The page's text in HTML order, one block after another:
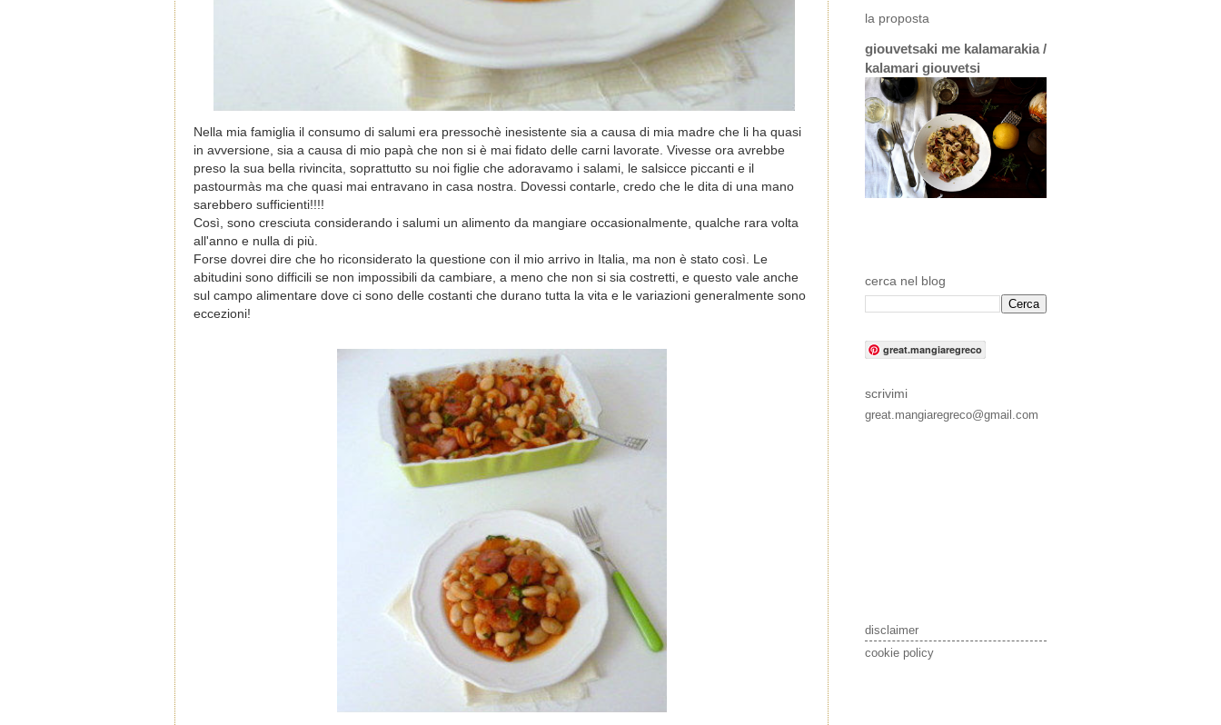
Nella mia famiglia il consumo di salumi era pressochè inesistente sia a causa di mia madre che li ha quasi
in avversione, sia a causa di mio papà che non si è mai fidato delle carni lavorate. Vivesse ora avrebbe
preso la sua bella rivincita, soprattutto su noi figlie che adoravamo i salami, le salsicce piccanti e il
pastourmàs ma che quasi mai entravano in casa nostra. Dovessi contarle, credo che le dita di una mano
sarebbero sufficienti!!!!
Così, sono cresciuta considerando i salumi un alimento da mangiare occasionalmente, qualche rara volta
all'anno e nulla di più.
Forse dovrei dire che ho riconsiderato la questione con il mio arrivo in Italia, ma non è stato così. Le
abitudini sono difficili se non impossibili da cambiare, a meno che non si sia costretti, e questo vale anche
sul campo alimentare dove ci sono delle costanti che durano tutta la vita e le variazioni generalmente sono
eccezioni!
la proposta
giouvetsaki me kalamarakia /
kalamari giouvetsi
cerca nel blog
great.mangiaregreco
scrivimi
great.mangiaregreco@gmail.com
disclaimer
cookie policy